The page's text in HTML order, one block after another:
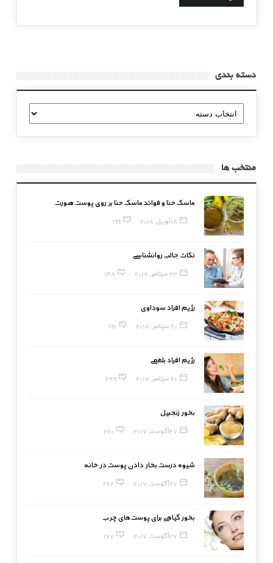
دسته بندی
دسته
بندی
منتخب ها
ماسک حنا و فوائد ماسک حنا بر روی پوست صورت
18 آوریل, 2018 199
نکات جالب روانشناسی
23 سپتامبر, 2017 148
رژیم افراد سوداوی
20 سپتامبر, 2017 191
رژیم افراد بلغمی
20 سپتامبر, 2017 249
بخور زنجبیل
27 آگوست, 2017 260
شیوه درست بخار دادن پوست در خانه
27 آگوست, 2017 262
بخور گیاهی برای پوست‌های چرب
27 آگوست, 2017 167